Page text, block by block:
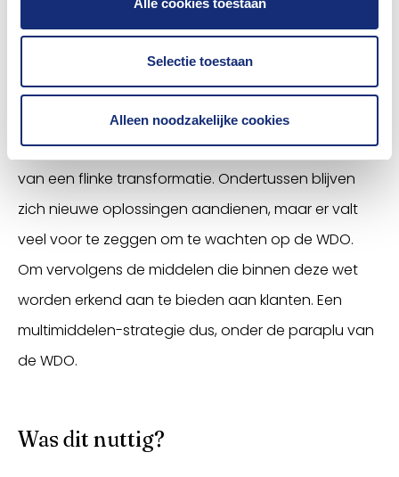
Selectie toestaan
Alleen noodzakelijke cookies
verzekeraars, die met zorg- en
pensioenverzekeringen in het BSN-domein actief
Nog even geduld
We staan met deze ontwikkeling dus op het punt
van een flinke transformatie. Ondertussen blijven
zich nieuwe oplossingen aandienen, maar er valt
veel voor te zeggen om te wachten op de WDO.
Om vervolgens de middelen die binnen deze wet
worden erkend aan te bieden aan klanten. Een
multimiddelen-strategie dus, onder de paraplu van
de WDO.
Was dit nuttig?